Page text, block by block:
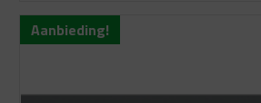
prijs
was:
prijs
is:
Aanbieding!